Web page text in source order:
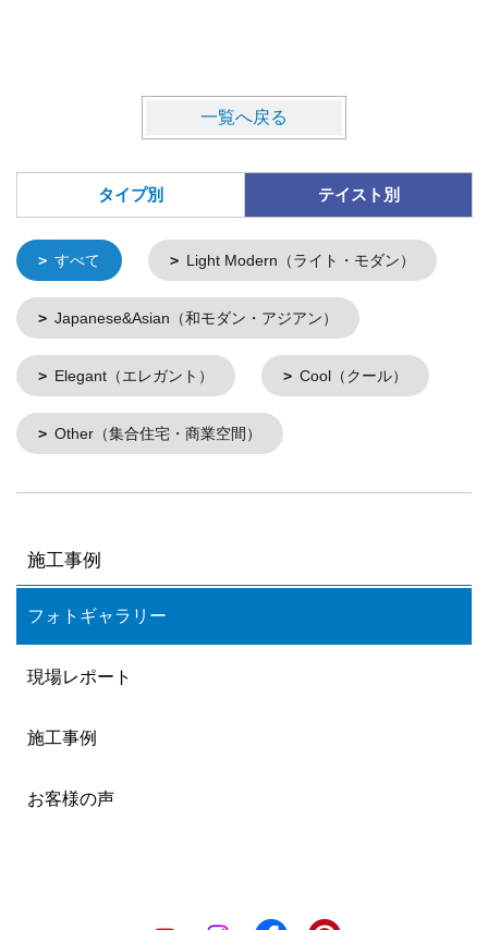
一覧へ戻る
タイプ別 テイスト別
すべて Light Modern（ライト・モダン）
Japanese&Asian（和モダン・アジアン）
Elegant（エレガント） Cool（クール）
Other（集合住宅・商業空間）
施工事例
フォトギャラリー
現場レポート
施工事例
お客様の声